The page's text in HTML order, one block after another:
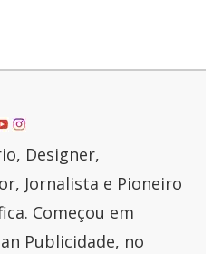
Designer,
Jornalista e Pioneiro
Começou em
Publicidade, no